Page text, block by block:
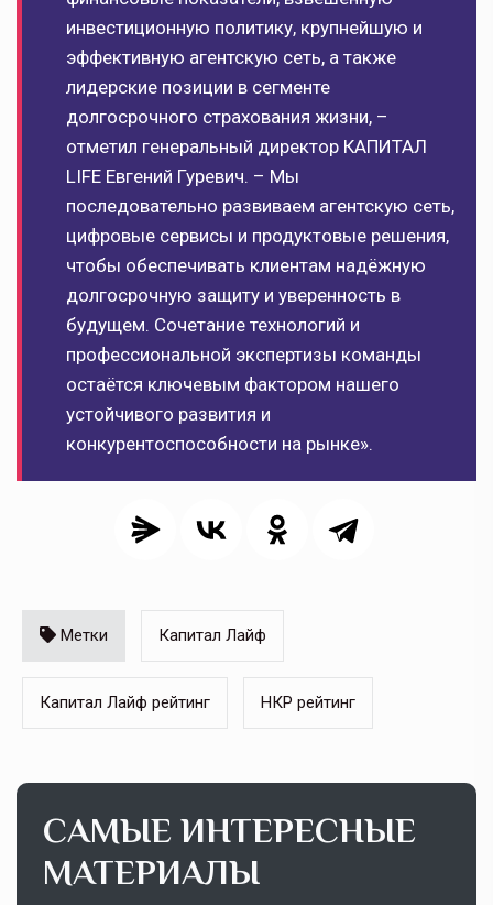
инвестиционную политику, крупнейшую и
эффективную агентскую сеть, а также
лидерские позиции в сегменте
долгосрочного страхования жизни, –
отметил генеральный директор КАПИТАЛ
LIFE Евгений Гуревич. – Мы
последовательно развиваем агентскую сеть,
цифровые сервисы и продуктовые решения,
чтобы обеспечивать клиентам надёжную
долгосрочную защиту и уверенность в
будущем. Сочетание технологий и
профессиональной экспертизы команды
остаётся ключевым фактором нашего
устойчивого развития и
конкурентоспособности на рынке».
Метки Капитал Лайф
Капитал Лайф рейтинг НКР рейтинг
САМЫЕ ИНТЕРЕСНЫЕ
МАТЕРИАЛЫ